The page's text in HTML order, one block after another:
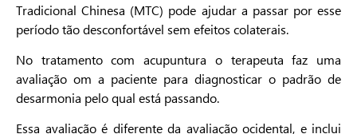
Tradicional Chinesa (MTC) pode ajudar a passar por esse
período tão desconfortável sem efeitos colaterais.
No tratamento com acupuntura o terapeuta faz uma
avaliação om a paciente para diagnosticar o padrão de
desarmonia pelo qual está passando.
Essa avaliação é diferente da avaliação ocidental, e inclui